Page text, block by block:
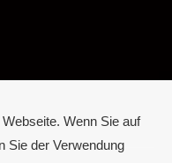
Wenn Sie auf
Sie der Verwendung